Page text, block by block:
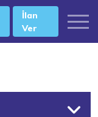
İlan
Ver